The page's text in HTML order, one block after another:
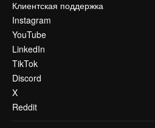
Клиентская поддержка
Instagram
YouTube
LinkedIn
TikTok
Discord
X
Reddit